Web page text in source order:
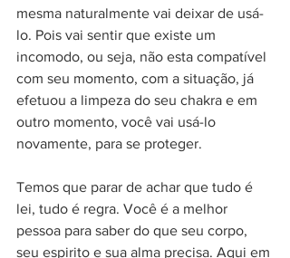
mesma naturalmente vai deixar de usá-
lo. Pois vai sentir que existe um
incomodo, ou seja, não esta compatível
com seu momento, com a situação, já
efetuou a limpeza do seu chakra e em
outro momento, você vai usá-lo
novamente, para se proteger.
Temos que parar de achar que tudo é
lei, tudo é regra. Você é a melhor
pessoa para saber do que seu corpo,
seu espirito e sua alma precisa. Aqui em